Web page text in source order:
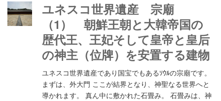
ユネスコ世界遺産 宗廟
（1） 朝鮮王朝と大韓帝国の
歴代王、王妃そして皇帝と皇后
の神主（位牌）を安置する建物
ユネスコ世界遺産であり国宝でもあるｿｳﾙの宗廟です。
まずは、外大門 ここが結界となり、神聖なる世界へと
導かれます。 真ん中に敷かれた石畳み。 石畳みは、神